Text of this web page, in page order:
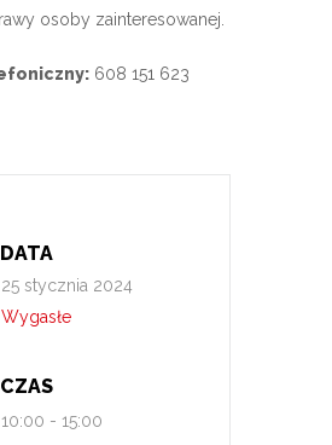
osoby zainteresowanej.
608 151 623
DATA
25 stycznia 2024
Wygasłe
CZAS
10:00 - 15:00